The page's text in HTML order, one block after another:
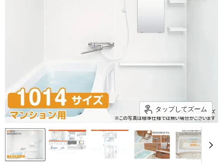
タップしてズーム